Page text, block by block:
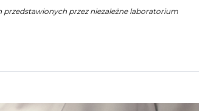
przez niezależne laboratorium